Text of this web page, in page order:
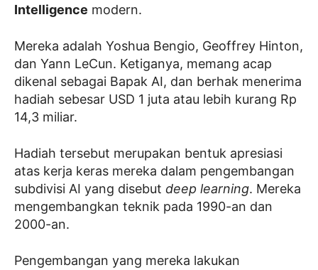
Intelligence modern.
Mereka adalah Yoshua Bengio, Geoffrey Hinton,
dan Yann LeCun. Ketiganya, memang acap
dikenal sebagai Bapak AI, dan berhak menerima
hadiah sebesar USD 1 juta atau lebih kurang Rp
14,3 miliar.
Hadiah tersebut merupakan bentuk apresiasi
atas kerja keras mereka dalam pengembangan
subdivisi AI yang disebut deep learning. Mereka
mengembangkan teknik pada 1990-an dan
2000-an.
Pengembangan yang mereka lakukan